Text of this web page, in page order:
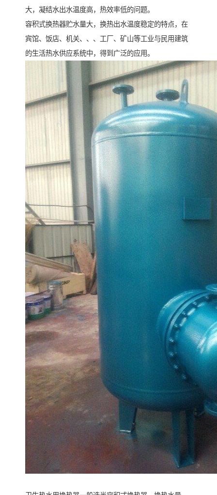
大，凝结水出水温度高，热效率低的问题。
容积式换热器贮水量大，换热出水温度稳定的特点，在
宾馆、饭店、机关、、、工厂、矿山等工业与民用建筑
的生活热水供应系统中，得到广泛的应用。